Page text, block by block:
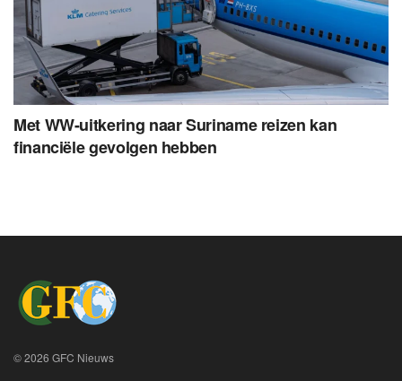
Met WW-uitkering naar Suriname reizen kan
financiële gevolgen hebben
© 2026 GFC Nieuws